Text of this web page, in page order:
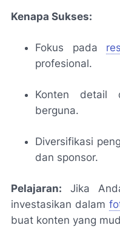
Kenapa Sukses:
Fokus pada
profesional.
Konten detail
berguna.
Diversifikasi
dan sponsor.
Pelajaran: Jika
investasikan dalam
buat konten yang